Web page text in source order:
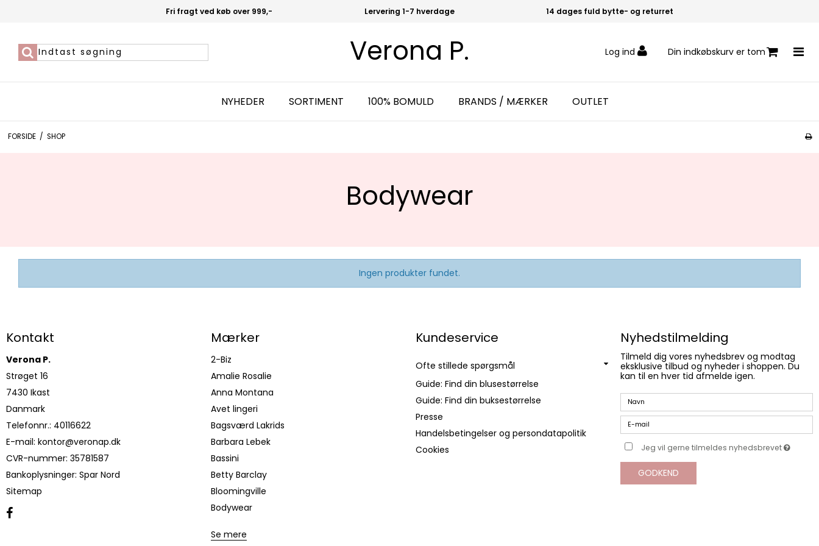
Fri fragt ved køb over 999,- Lervering 1-7 hverdage 14 dages fuld bytte- og returret
Verona P. Log ind Din indkøbskurv er tom
NYHEDER SORTIMENT 100% BOMULD BRANDS / MÆRKER OUTLET
FORSIDE / SHOP
Bodywear
Ingen produkter fundet.
Kontakt
Verona P.
Strøget 16
7430 Ikast
Danmark
Telefonnr.: 40116622
E-mail: kontor@veronap.dk
CVR-nummer: 35781587
Bankoplysninger: Spar Nord
Sitemap
Mærker
2-Biz
Amalie Rosalie
Anna Montana
Avet lingeri
Bagsværd Lakrids
Barbara Lebek
Bassini
Betty Barclay
Bloomingville
Bodywear
Se mere
Kundeservice
Ofte stillede spørgsmål
Guide: Find din blusestørrelse
Guide: Find din buksestørrelse
Presse
Handelsbetingelser og persondatapolitik
Cookies
Nyhedstilmelding
Tilmeld dig vores nyhedsbrev og modtag
eksklusive tilbud og nyheder i shoppen. Du
kan til en hver tid afmelde igen.
Jeg vil gerne tilmeldes nyhedsbrevet
GODKEND